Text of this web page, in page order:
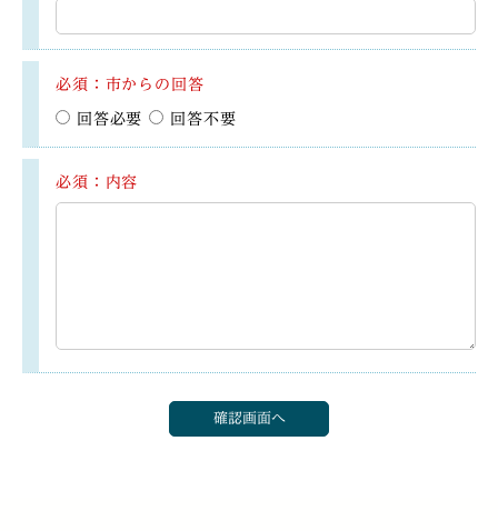
必須：市からの回答
回答必要 回答不要
必須：内容